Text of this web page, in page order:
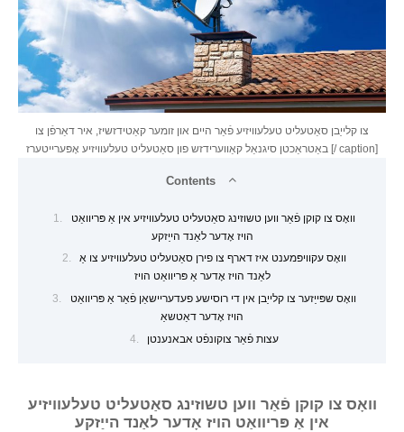
צו קלייַבן סאַטעליט טעלעוויזיע פֿאַר היים און זומער קאַטידזשיז, איר דאַרפֿן צו
באַטראַכטן סיגנאַל קאַווערידזש פון סאַטעליט טעלעוויזיע אָפּערייטערז [/ caption]
Contents
וואָס צו קוקן פֿאַר ווען טשוזינג סאַטעליט טעלעוויזיע אין אַ פּריוואַט
הויז אָדער לאַנד הייַזקע
וואָס עקוויפּמענט איז דארף צו פירן סאַטעליט טעלעוויזיע צו אַ
לאַנד הויז אָדער אַ פּריוואַט הויז
וואָס שפּייַזער צו קלייַבן אין די רוסישע פעדעריישאַן פֿאַר אַ פּריוואַט
הויז אָדער דאַטשאַ
עצות פֿאַר צוקונפֿט אבאנענטן
וואָס צו קוקן פֿאַר ווען טשוזינג סאַטעליט טעלעוויזיע
אין אַ פּריוואַט הויז אָדער לאַנד הייַזקע